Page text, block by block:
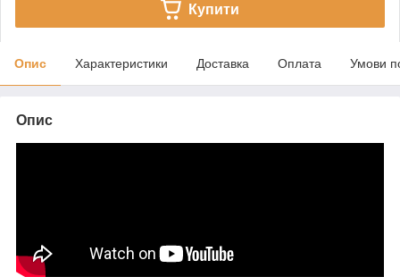
Купити
Опис Характеристики Доставка Оплата Умови
Опис